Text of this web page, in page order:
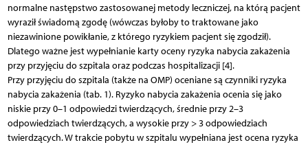
normalne następstwo zastosowanej metody leczniczej, na którą pacjent
wyraził świadomą zgodę (wówczas byłoby to traktowane jako
niezawinione powikłanie, z którego ryzykiem pacjent się zgodził).
Dlatego ważne jest wypełnianie karty oceny ryzyka nabycia zakażenia
przy przyjęciu do szpitala oraz podczas hospitalizacji [4].
Przy przyjęciu do szpitala (także na OMP) oceniane są czynniki ryzyka
nabycia zakażenia (tab. 1). Ryzyko nabycia zakażenia ocenia się jako
niskie przy 0–1 odpowiedzi twierdzących, średnie przy 2–3
odpowiedziach twierdzących, a wysokie przy > 3 odpowiedziach
twierdzących. W trakcie pobytu w szpitalu wypełniana jest ocena ryzyka